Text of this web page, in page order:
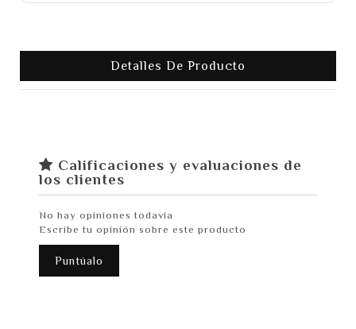
Detalles De Producto
Calificaciones y evaluaciones de
los clientes
No hay opiniones todavía
Escribe tu opinión sobre este producto
Puntúalo